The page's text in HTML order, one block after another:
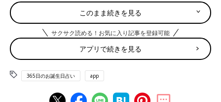
フリだけでも目指せ肝っ玉母さん
涙もろく、落ち込みが激しい一面も。ママがドンとかまえて「肝
っ玉母さん」でいれば、安定するでしょう。
6月2日は何の日
このまま続きを見る
サクサク読める！お気に入り記事を登録可能
アプリで続きを見る
365日のお誕生日占い app